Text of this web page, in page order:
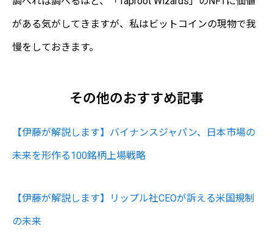
がある気がしてきますが、私はビットコインの現物で我
慢をしておきます。
その他のおすすめ記事
【伊藤が解説します】バイナンスジャパン、日本市場の
未来を形作る100銘柄上場戦略
【伊藤が解説します】リップル社CEOが訴える米国規制
の未来